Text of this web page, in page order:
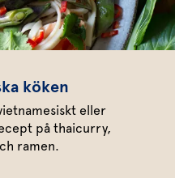
köken
eller
på thaicurry,
ramen.